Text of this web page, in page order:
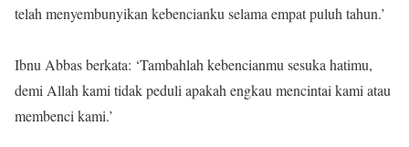
telah menyembunyikan kebencianku selama empat puluh tahun.’
Ibnu Abbas berkata: ‘Tambahlah kebencianmu sesuka hatimu,
demi Allah kami tidak peduli apakah engkau mencintai kami atau
membenci kami.’